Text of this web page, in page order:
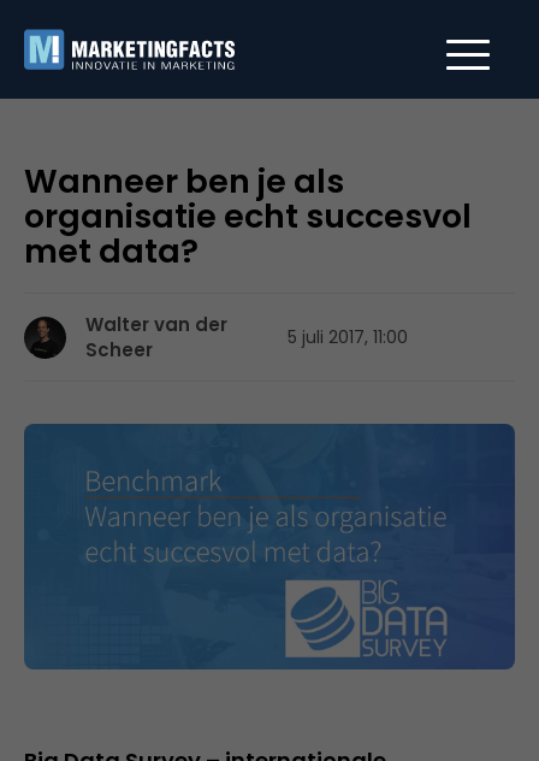
Wanneer ben je als
organisatie echt succesvol
met data?
Walter van der
Scheer
5 juli 2017, 11:00